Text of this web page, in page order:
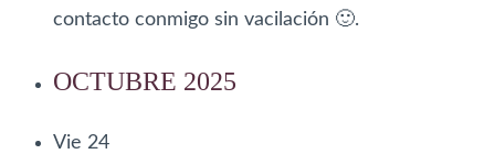
contacto conmigo sin vacilación 🙂.
OCTUBRE 2025
Vie 24